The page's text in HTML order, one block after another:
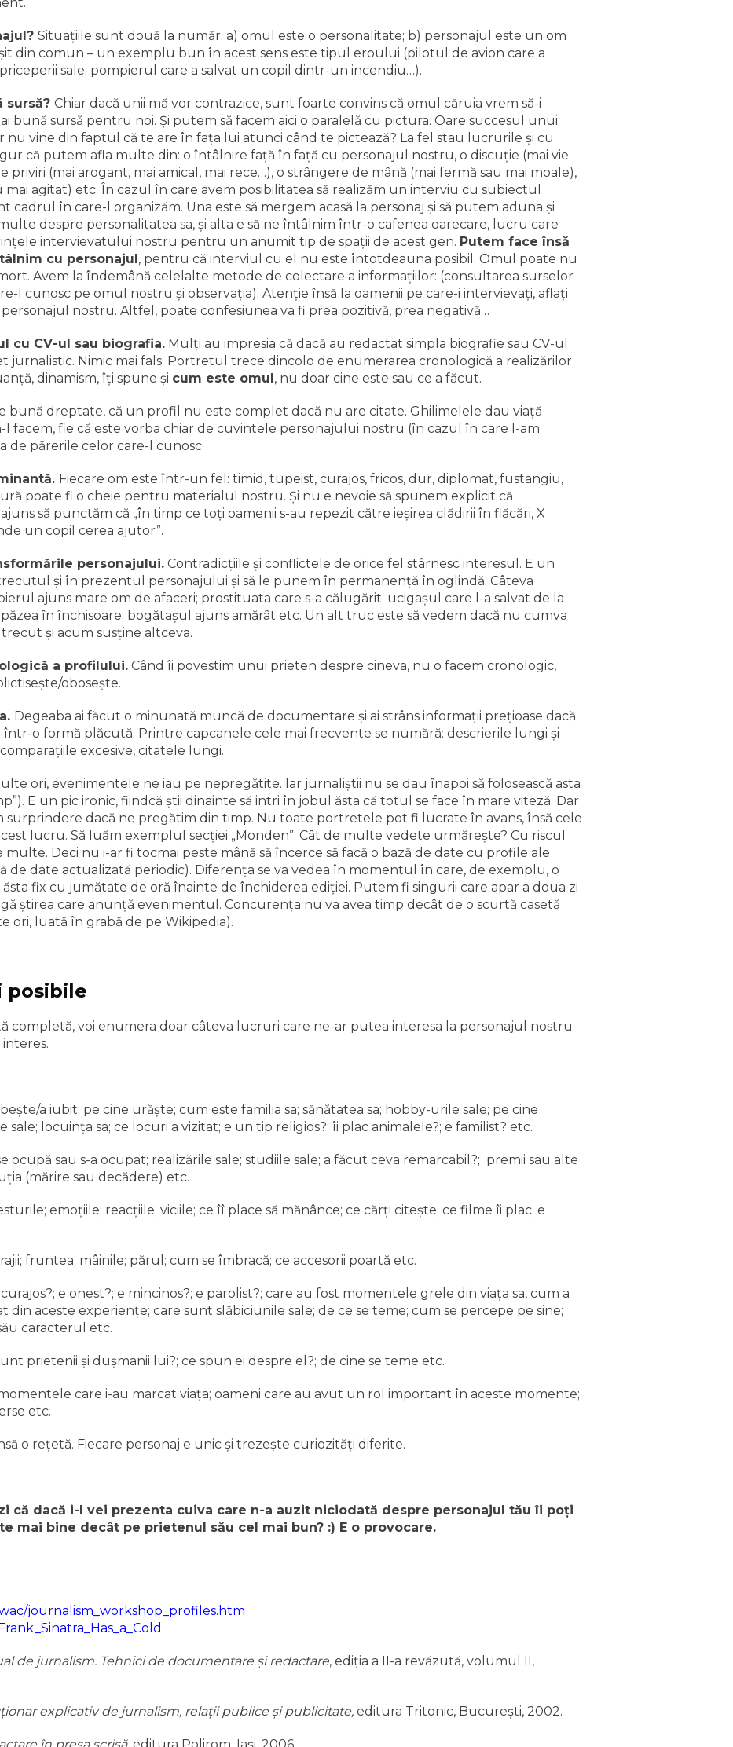
Situaţiile sunt două la număr: a) omul este o personalitate; b) personajul este un om
din comun – un exemplu bun în acest sens este tipul eroului (pilotul de avion care a
sale; pompierul care a salvat un copil dintr-un incendiu…).
sursă? Chiar dacă unii mă vor contrazice, sunt foarte convins că omul căruia vrem să-i
bună sursă pentru noi. Şi putem să facem aici o paralelă cu pictura. Oare succesul unui
vine din faptul că te are în faţa lui atunci când te pictează? La fel stau lucrurile şi cu
că putem afla multe din: o întâlnire faţă în faţă cu personajul nostru, o discuţie (mai vie
priviri (mai arogant, mai amical, mai rece…), o strângere de mână (mai fermă sau mai moale),
mai agitat) etc. În cazul în care avem posibilitatea să realizăm un interviu cu subiectul
cadrul în care-l organizăm. Una este să mergem acasă la personaj şi să putem aduna şi
despre personalitatea sa, şi alta e să ne întâlnim într-o cafenea oarecare, lucru care
intervievatului nostru pentru un anumit tip de spaţii de acest gen. Putem face însă
cu personajul, pentru că interviul cu el nu este întotdeauna posibil. Omul poate nu
Avem la îndemână celelalte metode de colectare a informaţiilor: (consultarea surselor
l cunosc pe omul nostru şi observaţia). Atenţie însă la oamenii pe care-i intervievaţi, aflaţi
nostru. Altfel, poate confesiunea va fi prea pozitivă, prea negativă…
cu CV-ul sau biografia. Mulţi au impresia că dacă au redactat simpla biografie sau CV-ul
Nimic mai fals. Portretul trece dincolo de enumerarea cronologică a realizărilor
dinamism, îţi spune şi cum este omul, nu doar cine este sau ce a făcut.
bună dreptate, că un profil nu este complet dacă nu are citate. Ghilimelele dau viaţă
facem, fie că este vorba chiar de cuvintele personajului nostru (în cazul în care l-am
de părerile celor care-l cunosc.
Fiecare om este într-un fel: timid, tupeist, curajos, fricos, dur, diplomat, fustangiu,
poate fi o cheie pentru materialul nostru. Şi nu e nevoie să spunem explicit că
să punctăm că „în timp ce toţi oamenii s-au repezit către ieşirea clădirii în flăcări, X
un copil cerea ajutor”.
personajului. Contradicţiile şi conflictele de orice fel stârnesc interesul. E un
şi în prezentul personajului şi să le punem în permanenţă în oglindă. Câteva
ajuns mare om de afaceri; prostituata care s-a călugărit; ucigaşul care l-a salvat de la
în închisoare; bogătaşul ajuns amărât etc. Un alt truc este să vedem dacă nu cumva
şi acum susţine altceva.
a profilului. Când îi povestim unui prieten despre cineva, nu o facem cronologic,
oboseşte.
Degeaba ai făcut o minunată muncă de documentare şi ai strâns informaţii preţioase dacă
o formă plăcută. Printre capcanele cele mai frecvente se numără: descrierile lungi şi
excesive, citatele lungi.
ori, evenimentele ne iau pe nepregătite. Iar jurnaliştii nu se dau înapoi să folosească asta
E un pic ironic, fiindcă ştii dinainte să intri în jobul ăsta că totul se face în mare viteză. Dar
surprindere dacă ne pregătim din timp. Nu toate portretele pot fi lucrate în avans, însă cele
lucru. Să luăm exemplul secţiei „Monden”. Cât de multe vedete urmăreşte? Cu riscul
Deci nu i-ar fi tocmai peste mână să încerce să facă o bază de date cu profile ale
de date actualizată periodic). Diferenţa se va vedea în momentul în care, de exemplu, o
fix cu jumătate de oră înainte de închiderea ediţiei. Putem fi singurii care apar a doua zi
ştirea care anunţă evenimentul. Concurenţa nu va avea timp decât de o scurtă casetă
ori, luată în grabă de pe Wikipedia).
posibile
completă, voi enumera doar câteva lucruri care ne-ar putea interesa la personajul nostru.
a iubit; pe cine urăşte; cum este familia sa; sănătatea sa; hobby-urile sale; pe cine
sale; locuinţa sa; ce locuri a vizitat; e un tip religios?; îi plac animalele?; e familist? etc.
ocupă sau s-a ocupat; realizările sale; studiile sale; a făcut ceva remarcabil?; premii sau alte
(mărire sau decădere) etc.
emoţiile; reacţiile; viciile; ce îî place să mănânce; ce cărţi citeşte; ce filme îi plac; e
fruntea; mâinile; părul; cum se îmbracă; ce accesorii poartă etc.
e onest?; e mincinos?; e parolist?; care au fost momentele grele din viaţa sa, cum a
din aceste experienţe; care sunt slăbiciunile sale; de ce se teme; cum se percepe pe sine;
caracterul etc.
prietenii şi duşmanii lui?; ce spun ei despre el?; de cine se teme etc.
care i-au marcat viaţa; oameni care au avut un rol important în aceste momente;
etc.
o reţetă. Fiecare personaj e unic şi trezeşte curiozităţi diferite.
că dacă i-l vei prezenta cuiva care n-a auzit niciodată despre personajul tău îi poţi
mai bine decât pe prietenul său cel mai bun? :) E o provocare.
journalism_workshop_profiles.htm
de jurnalism. Tehnici de documentare şi redactare, ediţia a II-a revăzută, volumul II,
explicativ de jurnalism, relaţii publice şi publicitate, editura Tritonic, Bucureşti, 2002.